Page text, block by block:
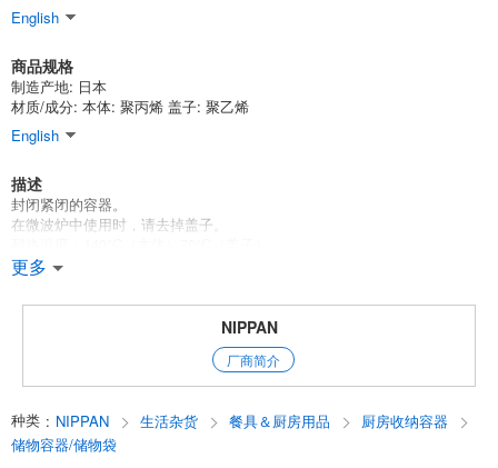
English
商品规格
制造产地: 日本
材质/成分: 本体: 聚丙烯 盖子: 聚乙烯
English
描述
封闭紧闭的容器。
在微波炉中使用时，请去掉盖子。
耐寒性：-20°C（本体）-30°C（盖子）。
[日本制造]
100日元商店/100日元产品/100日元商店
更多
NIPPAN
厂商简介
种类 : NIPPAN 生活杂货 餐具＆厨房用品
厨房收纳容器
储物容器/储物袋